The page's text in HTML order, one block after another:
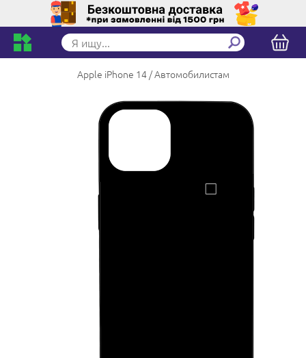
Apple iPhone 14 Автомобилистам